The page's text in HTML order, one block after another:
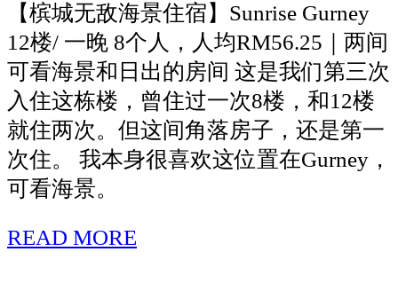
茧
宝
宝
做
书
签
【槟城无敌海景住宿】Sunrise Gurney
12楼/ 一晚 8个人，人均RM56.25｜两间
可看海景和日出的房间 这是我们第三次
入住这栋楼，曾住过一次8楼，和12楼
就住两次。但这间角落房子，还是第一
次住。 我本身很喜欢这位置在Gurney，
可看海景。
READ MORE